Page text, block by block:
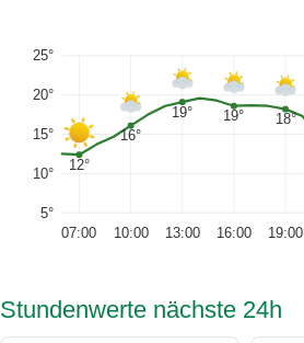
5°
10°
15°
20°
25°
12°
16°
19° 19° 18°
07:00 10:00 13:00 16:00 19:00
Stundenwerte nächste 24h